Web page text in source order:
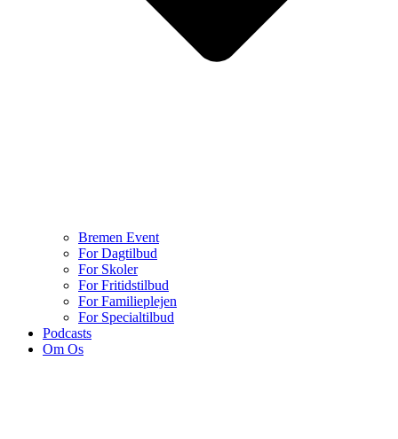
Bremen Event
For Dagtilbud
For Skoler
For Fritidstilbud
For Familieplejen
For Specialtilbud
Podcasts
Om Os